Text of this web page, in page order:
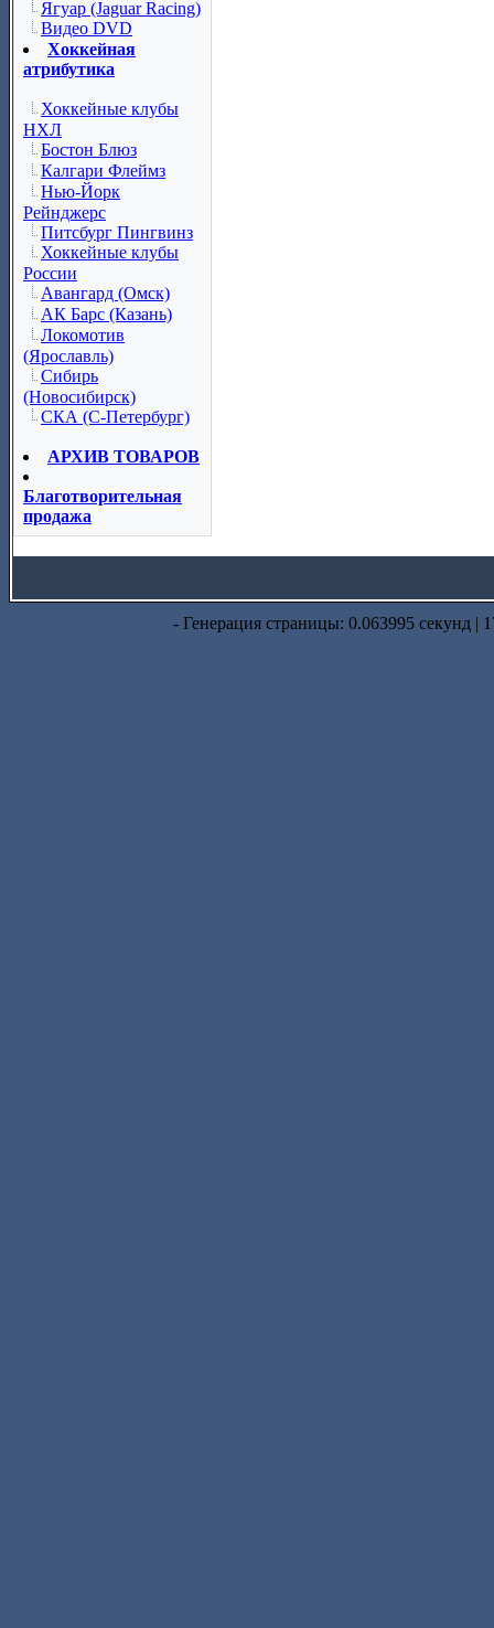
Ягуар (Jaguar Racing)
Видео DVD
Хоккейная
атрибутика
Хоккейные клубы
НХЛ
Бостон Блюз
Калгари Флеймз
Нью-Йорк
Рейнджерс
Питсбург Пингвинз
Хоккейные клубы
России
Авангард (Омск)
АК Барс (Казань)
Локомотив
(Ярославль)
Сибирь
(Новосибирск)
СКА (С-Петербург)
АРХИВ ТОВАРОВ
Благотворительная
продажа
- Генерация страницы: 0.063995 секунд